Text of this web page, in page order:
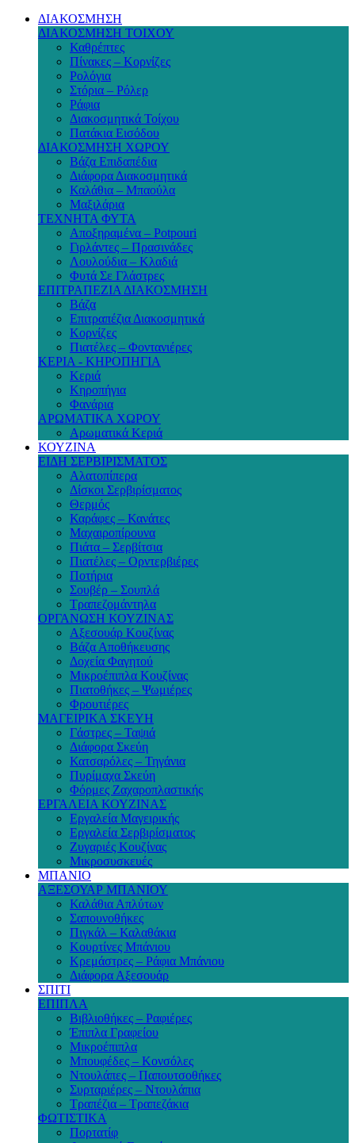
ΔΙΑΚΟΣΜΗΣΗ
ΔΙΑΚΟΣΜΗΣΗ ΤΟΙΧΟΥ
Καθρέπτες
Πίνακες – Κορνίζες
Ρολόγια
Στόρια – Ρόλερ
Ράφια
Διακοσμητικά Τοίχου
Πατάκια Εισόδου
ΔΙΑΚΟΣΜΗΣΗ ΧΩΡΟΥ
Βάζα Επιδαπέδια
Διάφορα Διακοσμητικά
Καλάθια – Μπαούλα
Μαξιλάρια
ΤΕΧΝΗΤΑ ΦΥΤΑ
Αποξηραμένα – Potpouri
Γιρλάντες – Πρασινάδες
Λουλούδια – Κλαδιά
Φυτά Σε Γλάστρες
ΕΠΙΤΡΑΠΕΖΙΑ ΔΙΑΚΟΣΜΗΣΗ
Βάζα
Επιτραπέζια Διακοσμητικά
Κορνίζες
Πιατέλες – Φοντανιέρες
ΚΕΡΙΑ - ΚΗΡΟΠΗΓΙΑ
Κεριά
Κηροπήγια
Φανάρια
ΑΡΩΜΑΤΙΚΑ ΧΩΡΟΥ
Αρωματικά Κεριά
ΚΟΥΖΙΝΑ
ΕΙΔΗ ΣΕΡΒΙΡΙΣΜΑΤΟΣ
Αλατοπίπερα
Δίσκοι Σερβιρίσματος
Θερμός
Καράφες – Κανάτες
Μαχαιροπίρουνα
Πιάτα – Σερβίτσια
Πιατέλες – Ορντερβιέρες
Ποτήρια
Σουβέρ – Σουπλά
Τραπεζομάντηλα
ΟΡΓΑΝΩΣΗ ΚΟΥΖΙΝΑΣ
Αξεσουάρ Κουζίνας
Βάζα Αποθήκευσης
Δοχεία Φαγητού
Μικροέπιπλα Κουζίνας
Πιατοθήκες – Ψωμιέρες
Φρουτιέρες
ΜΑΓΕΙΡΙΚΑ ΣΚΕΥΗ
Γάστρες – Ταψιά
Διάφορα Σκεύη
Κατσαρόλες – Τηγάνια
Πυρίμαχα Σκεύη
Φόρμες Ζαχαροπλαστικής
ΕΡΓΑΛΕΙΑ ΚΟΥΖΙΝΑΣ
Εργαλεία Μαγειρικής
Εργαλεία Σερβιρίσματος
Ζυγαριές Κουζίνας
Μικροσυσκευές
ΜΠΑΝΙΟ
ΑΞΕΣΟΥΑΡ ΜΠΑΝΙΟΥ
Καλάθια Απλύτων
Σαπουνοθήκες
Πιγκάλ – Καλαθάκια
Κουρτίνες Μπάνιου
Κρεμάστρες – Ράφια Μπάνιου
Διάφορα Αξεσουάρ
ΣΠΙΤΙ
ΕΠΙΠΛΑ
Βιβλιοθήκες – Ραφιέρες
Έπιπλα Γραφείου
Μικροέπιπλα
Μπουφέδες – Κονσόλες
Ντουλάπες – Παπουτσοθήκες
Συρταριέρες – Ντουλάπια
Τραπέζια – Τραπεζάκια
ΦΩΤΙΣΤΙΚΑ
Πορτατίφ